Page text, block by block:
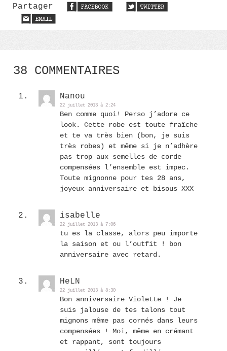
Partager
38 COMMENTAIRES
Nanou
22 juillet 2013 à 2:24
Ben comme quoi! Perso j’adore ce
look. Cette robe est toute fraîche
et te va très bien (bon, je suis
très robes) et même si je n’adhère
pas trop aux semelles de corde
compensées l’ensemble est impec.
Toute mignonne pour tes 28 ans,
joyeux anniversaire et bisous XXX
isabelle
22 juillet 2013 à 7:06
tu es la classe, alors peu importe
la saison et ou l’outfit ! bon
anniversaire avec retard.
HeLN
22 juillet 2013 à 8:30
Bon anniversaire Violette ! Je
suis jalouse de tes talons tout
mignons même pas cornés dans leurs
compensées ! Moi, même en crémant
et rappant, sont toujours